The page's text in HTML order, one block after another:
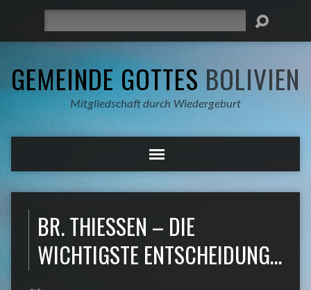
GEMEINDE GOTTES BOLIVIEN
Mitgliedschaft durch Wiedergeburt
BR. THIESSEN – DIE
WICHTIGSTE ENTSCHEIDUNG…